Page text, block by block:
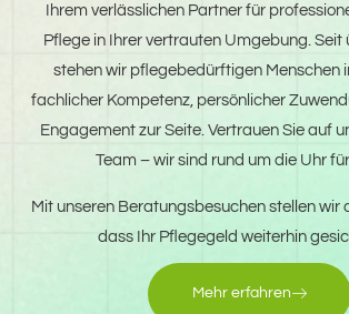
Ihrem verlässlichen Partner für
Pflege in Ihrer vertrauten Umgebung. Seit
stehen wir pflegebedürftigen Menschen
fachlicher Kompetenz, persönlicher
Engagement zur Seite. Vertrauen Sie auf
Team – wir sind rund um die Uhr
Mit unseren Beratungsbesuchen stellen wir
dass Ihr Pflegegeld weiterhin
Mehr erfahren